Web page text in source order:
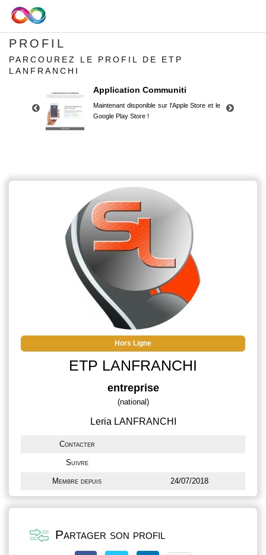
PROFIL
PARCOUREZ LE PROFIL DE ETP
LANFRANCHI
Application Communiti
Maintenant disponible sur l'Apple Store et le
Google Play Store !
Google Play Store !
Hors Ligne
ETP LANFRANCHI
entreprise
(national)
Leria LANFRANCHI
Contacter
Suivre
Membre depuis 24/07/2018
Partager son profil